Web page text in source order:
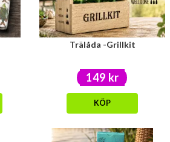
Trälåda -Grillkit
149 kr
KÖP